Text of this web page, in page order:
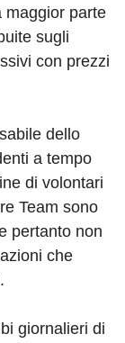
maggior parte
sugli
con prezzi
dello
a tempo
di volontari
Team sono
pertanto non
che
giornalieri di